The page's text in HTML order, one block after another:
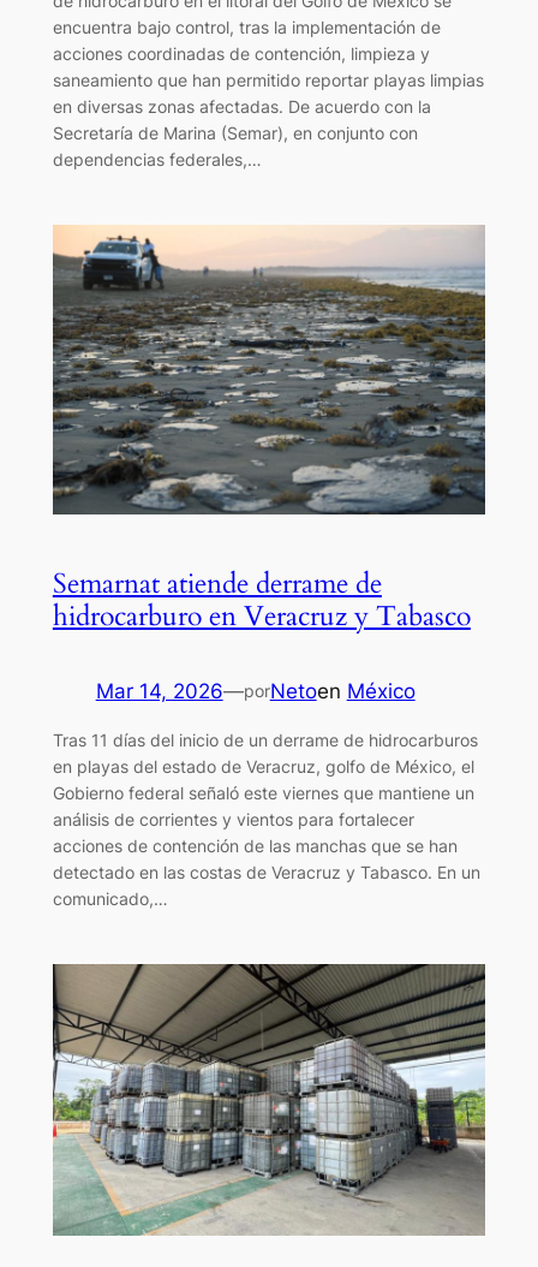
encuentra bajo control, tras la implementación de
acciones coordinadas de contención, limpieza y
saneamiento que han permitido reportar playas limpias
en diversas zonas afectadas. De acuerdo con la
Secretaría de Marina (Semar), en conjunto con
dependencias federales,…
Semarnat atiende derrame de
hidrocarburo en Veracruz y Tabasco
Mar 14, 2026—porNetoen México
Tras 11 días del inicio de un derrame de hidrocarburos
en playas del estado de Veracruz, golfo de México, el
Gobierno federal señaló este viernes que mantiene un
análisis de corrientes y vientos para fortalecer
acciones de contención de las manchas que se han
detectado en las costas de Veracruz y Tabasco. En un
comunicado,…